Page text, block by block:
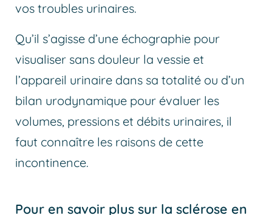
vos troubles urinaires.
Qu’il s’agisse d’une échographie pour
visualiser sans douleur la vessie et
l’appareil urinaire dans sa totalité ou d’un
bilan urodynamique pour évaluer les
volumes, pressions et débits urinaires, il
faut connaître les raisons de cette
incontinence.
Pour en savoir plus sur la sclérose en